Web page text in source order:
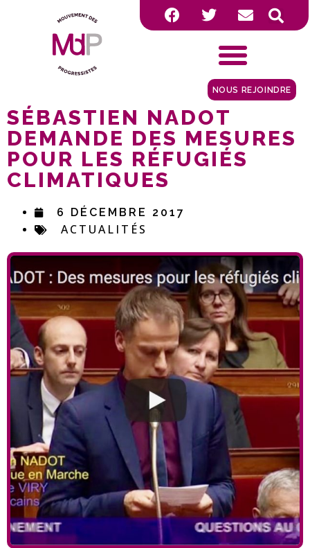
NOUS REJOINDRE
SÉBASTIEN NADOT
DEMANDE DES MESURES
POUR LES RÉFUGIÉS
CLIMATIQUES
6 DÉCEMBRE 2017
ACTUALITÉS